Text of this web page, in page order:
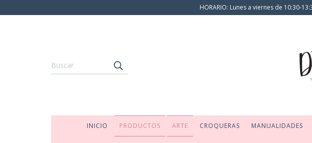
HORARIO: Lunes a viernes de 10:30-
INICIO PRODUCTOS ARTE CROQUERAS MANUALIDADES